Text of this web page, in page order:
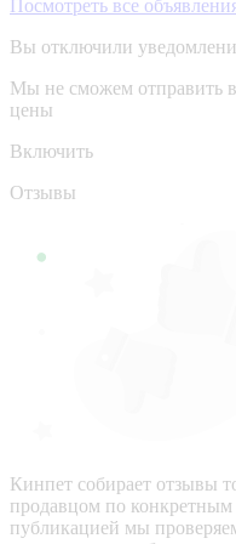
Посмотреть все
Вы отключили
Мы не сможем отправить
цены
Включить
Отзывы
Кинпет собирает отзывы
продавцом по
публикацией мы